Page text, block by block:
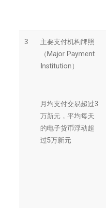
3
主要支付机构牌照
（Major Payment
Institution）
月均支付交易超过3
万新元，平均每天
的电子货币浮动超
过5万新元